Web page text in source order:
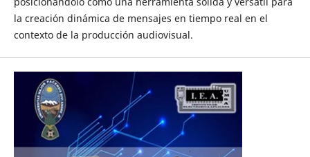
la creación dinámica de mensajes en tiempo real en el
contexto de la producción audiovisual.